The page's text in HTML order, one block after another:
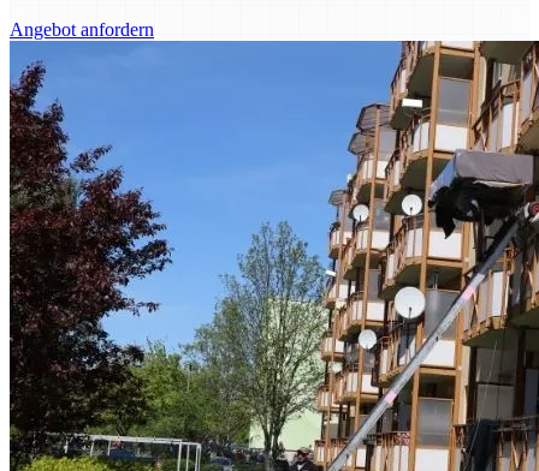
Angebot anfordern